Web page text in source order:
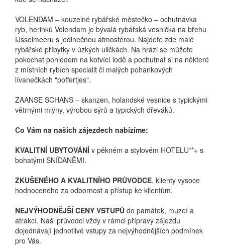
VOLENDAM – kouzelné rybářské městečko – ochutnávka
ryb, herinků Volendam je bývalá rybářská vesnička na břehu
IJsselmeeru s jedinečnou atmosférou. Najdete zde malé
rybářské příbytky v úzkých uličkách. Na hrázi se můžete
pokochat pohledem na kotvící lodě a pochutnat si na některé
z místních rybích specialit či malých pohankových
lívanečkách "poffertjes".
ZAANSE SCHANS – skanzen, holandské vesnice s typickými
větrnými mlýny, výrobou sýrů a typických dřeváků.
Co Vám na našich zájezdech nabízíme:
KVALITNÍ UBYTOVÁNÍ v pěkném a stylovém HOTELU**+ s
bohatými SNÍDANĚMI.
ZKUŠENÉHO A KVALITNÍHO PRŮVODCE, klienty vysoce
hodnoceného za odbornost a přístup ke klientům.
NEJVÝHODNĚJŠÍ CENY VSTUPŮ do památek, muzeí a
atrakcí. Naši průvodci vždy v rámci přípravy zájezdu
dojednávají jednotlivé vstupy za nejvýhodnějších podmínek
pro Vás.